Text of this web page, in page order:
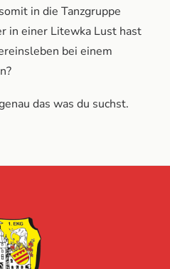
in die Tanzgruppe
in einer Litewka Lust hast
bei einem
das was du suchst.